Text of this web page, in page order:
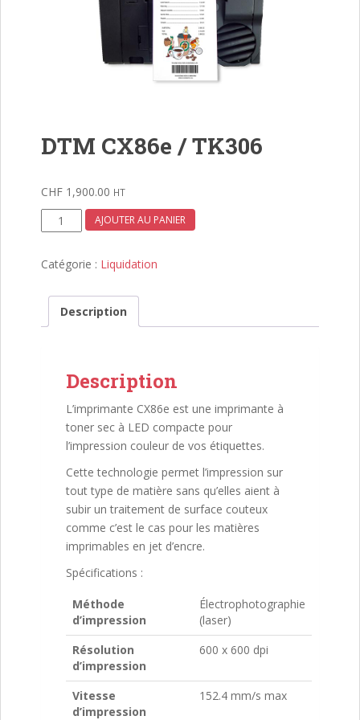
DTM CX86e / TK306
CHF 1,900.00 HT
quantité
de
CX86e
TK306
AJOUTER AU PANIER
Catégorie : Liquidation
Description
Description
L’imprimante CX86e est une imprimante à
toner sec à LED compacte pour
l’impression couleur de vos étiquettes.
Cette technologie permet l’impression sur
tout type de matière sans qu’elles aient à
subir un traitement de surface couteux
comme c’est le cas pour les matières
imprimables en jet d’encre.
Spécifications :
Méthode
d’impression
Électrophotographie
(laser)
Résolution
d’impression
600 x 600 dpi
Vitesse
d’impression
152.4 mm/s max